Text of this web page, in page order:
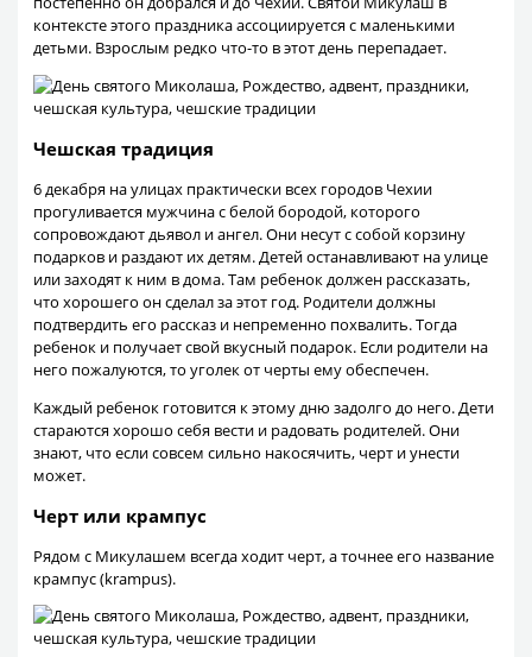
контексте этого праздника ассоциируется с маленькими
детьми. Взрослым редко что-то в этот день перепадает.
Чешская традиция
6 декабря на улицах практически всех городов Чехии
прогуливается мужчина с белой бородой, которого
сопровождают дьявол и ангел. Они несут с собой корзину
подарков и раздают их детям. Детей останавливают на улице
или заходят к ним в дома. Там ребенок должен рассказать,
что хорошего он сделал за этот год. Родители должны
подтвердить его рассказ и непременно похвалить. Тогда
ребенок и получает свой вкусный подарок. Если родители на
него пожалуются, то уголек от черты ему обеспечен.
Каждый ребенок готовится к этому дню задолго до него. Дети
стараются хорошо себя вести и радовать родителей. Они
знают, что если совсем сильно накосячить, черт и унести
может.
Черт или крампус
Рядом с Микулашем всегда ходит черт, а точнее его название
крампус (krampus).